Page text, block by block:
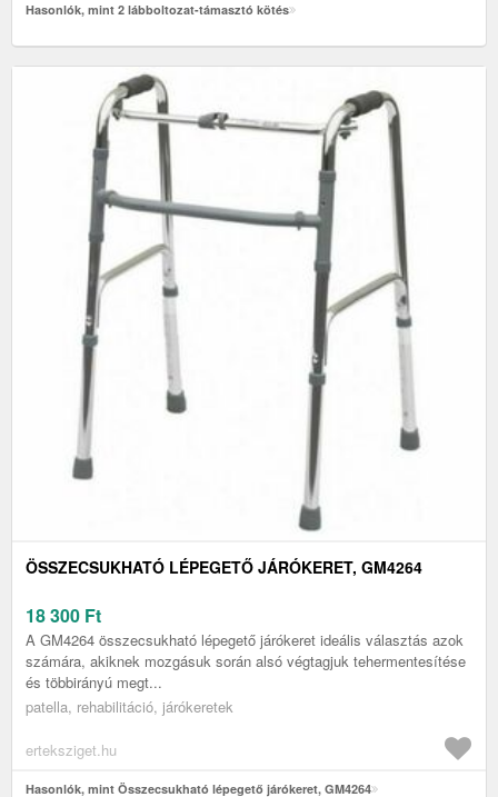
Hasonlók, mint 2 lábboltozat-támasztó kötés
ÖSSZECSUKHATÓ LÉPEGETŐ JÁRÓKERET, GM4264
18 300 Ft
A GM4264 összecsukható lépegető járókeret ideális választás azok
számára, akiknek mozgásuk során alsó végtagjuk tehermentesítése
és többirányú megt...
patella, rehabilitáció, járókeretek
erteksziget.hu
Hasonlók, mint Összecsukható lépegető járókeret, GM4264